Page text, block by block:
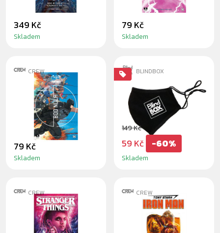
349 Kč
Skladem
79 Kč
Skladem
CREW
BATMAN/FORTNITE:
BOD NULA 4
79 Kč
Skladem
BLINDBOX
BAVLNĚNÁ
ROUŠKA
BLINDBOX
149 Kč
59 Kč -60%
Skladem
CREW
KOMIKS
STRANGER
THINGS: KŘEST
CREW
TONY STARK -
IRON MAN 2:
ŽELEZNÝ